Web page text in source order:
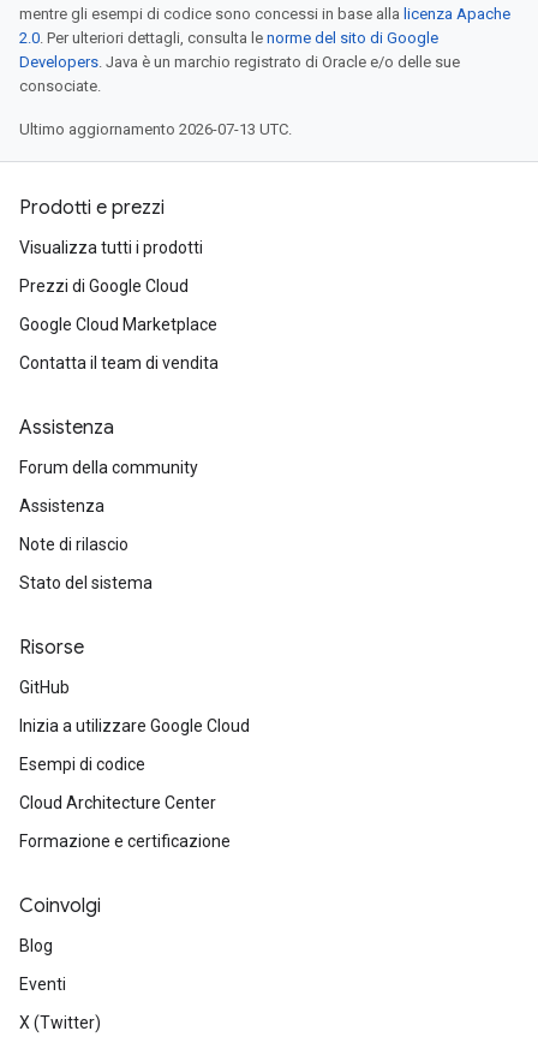
mentre gli esempi di codice sono concessi in base alla licenza Apache
2.0 . Per ulteriori dettagli, consulta le norme del sito di Google
Developers . Java è un marchio registrato di Oracle e/o delle sue
consociate.
Ultimo aggiornamento 2026-07-13 UTC.
Prodotti e prezzi
Visualizza tutti i prodotti
Prezzi di Google Cloud
Google Cloud Marketplace
Contatta il team di vendita
Assistenza
Forum della community
Assistenza
Note di rilascio
Stato del sistema
Risorse
GitHub
Inizia a utilizzare Google Cloud
Esempi di codice
Cloud Architecture Center
Formazione e certificazione
Coinvolgi
Blog
Eventi
X (Twitter)